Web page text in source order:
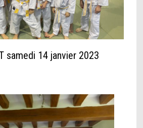
samedi 14 janvier 2023